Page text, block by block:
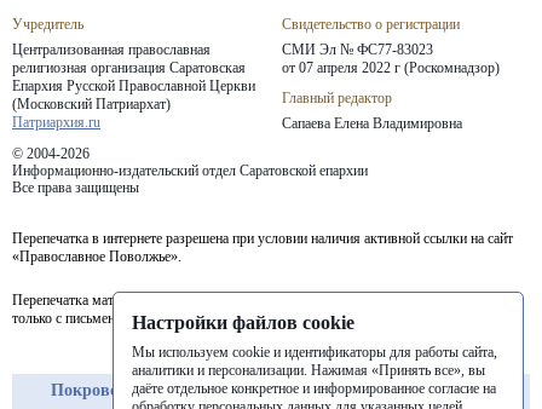
Учредитель
Централизованная православная
религиозная организация Саратовская
Епархия Русской Православной Церкви
(Московский Патриархат)
Патриархия.ru
Свидетельство о регистрации
СМИ Эл № ФС77-83023
от 07 апреля 2022 г (Роскомнадзор)
Главный редактор
Сапаева Елена Владимировна
© 2004-2026
Информационно-издательский отдел Саратовской епархии
Все права защищены
Перепечатка в интернете разрешена при условии наличия активной ссылки на сайт
«Православное Поволжье».
Перепечатка материалов портала в печатных изданиях (книгах, прессе) возможна
только с письменного разрешения редакции.
Покровская
Балашовская
Балаковская
Настройки файлов cookie
Мы используем cookie и идентификаторы для работы сайта,
аналитики и персонализации. Нажимая «Принять все», вы
даёте отдельное конкретное и информированное согласие на